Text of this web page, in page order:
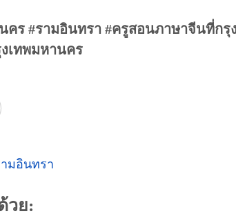
คร #รามอินทรา #ครูสอนภาษาจีนที่ก
เทพมหานคร
มอินทรา
วย: